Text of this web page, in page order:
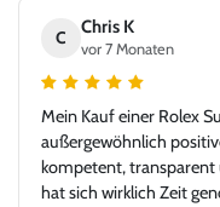
C
Chris K
vor 7 Monaten
Mein Kauf einer Rolex
außergewöhnlich
kompetent,
hat sich wirklich Zeit